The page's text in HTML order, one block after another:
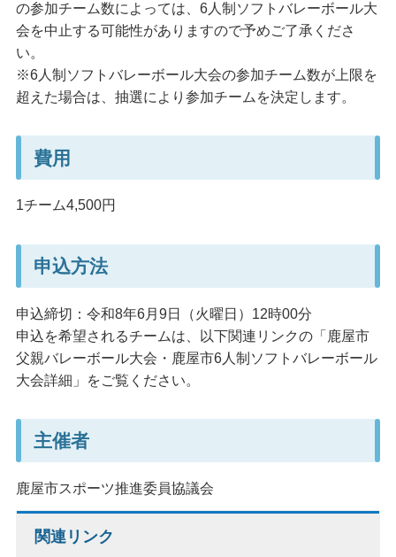
の参加チーム数によっては、6人制ソフトバレーボール大
会を中止する可能性がありますので予めご了承くださ
い。
※6人制ソフトバレーボール大会の参加チーム数が上限を
超えた場合は、抽選により参加チームを決定します。
費用
1チーム4,500円
申込方法
申込締切：令和8年6月9日（火曜日）12時00分
申込を希望されるチームは、以下関連リンクの「鹿屋市
父親バレーボール大会・鹿屋市6人制ソフトバレーボール
大会詳細」をご覧ください。
主催者
鹿屋市スポーツ推進委員協議会
関連リンク